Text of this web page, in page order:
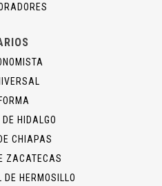
HIDALGO
CHIAPAS
ZACATECAS
HERMOSILLO